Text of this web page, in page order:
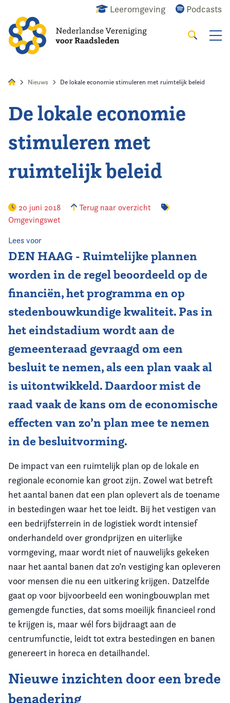
Leeromgeving Podcasts
Zoeken
Home
Agenda
Nieuws
Kennis & Informatie
Vereniging
Contact
Nieuws De lokale economie stimuleren met ruimtelijk beleid
De lokale economie
stimuleren met
ruimtelijk beleid
20 juni 2018
Terug naar overzicht
Omgevingswet
Lees voor
DEN HAAG - Ruimtelijke plannen
worden in de regel beoordeeld op de
financiën, het programma en op
stedenbouwkundige kwaliteit. Pas in
het eindstadium wordt aan de
gemeenteraad gevraagd om een
besluit te nemen, als een plan vaak al
is uitontwikkeld. Daardoor mist de
raad vaak de kans om de economische
effecten van zo’n plan mee te nemen
in de besluitvorming.
De impact van een ruimtelijk plan op de lokale en
regionale economie kan groot zijn. Zowel wat betreft
het aantal banen dat een plan oplevert als de toename
in bestedingen waar het toe leidt. Bij het vestigen van
een bedrijfsterrein in de logistiek wordt intensief
onderhandeld over grondprijzen en uiterlijke
vormgeving, maar wordt niet of nauwelijks gekeken
naar het aantal banen dat zo’n vestiging kan opleveren
voor mensen die nu een uitkering krijgen. Datzelfde
gaat op voor bijvoorbeeld een woningbouwplan met
gemengde functies, dat soms moeilijk financieel rond
te krijgen is, maar wél fors bijdraagt aan de
centrumfunctie, leidt tot extra bestedingen en banen
genereert in horeca en detailhandel.
Nieuwe inzichten door een brede
benadering